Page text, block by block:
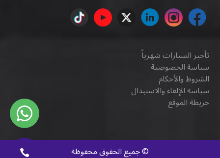
تأجير السيارات شهرياً
سياسة الخصوصية
الشروط والأحكام
سياسة الإلغاء والاستبدال
خريطة الموقع
©جميع الحقوق محفوظة